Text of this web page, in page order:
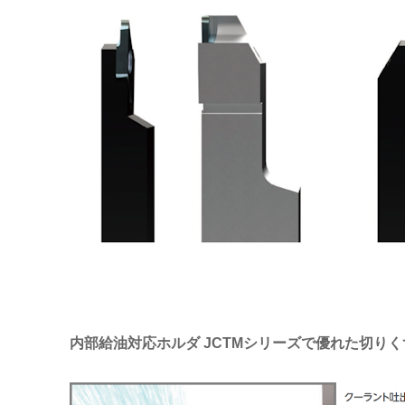
内部給油対応ホルダ JCTMシリーズで優れた切り